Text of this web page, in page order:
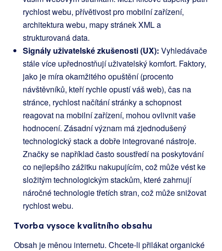
rychlost webu, přívětivost pro mobilní zařízení,
architektura webu, mapy stránek XML a
strukturovaná data.
Signály uživatelské zkušenosti (UX): Vyhledávače
stále více upřednostňují uživatelský komfort. Faktory,
jako je míra okamžitého opuštění (procento
návštěvníků, kteří rychle opustí váš web), čas na
stránce, rychlost načítání stránky a schopnost
reagovat na mobilní zařízení, mohou ovlivnit vaše
hodnocení. Zásadní význam má zjednodušený
technologický stack a dobře integrované nástroje.
Značky se například často soustředí na poskytování
co nejlepšího zážitku nakupujícím, což může vést ke
složitým technologickým stackům, které zahrnují
náročné technologie třetích stran, což může snižovat
rychlost webu.
Tvorba vysoce kvalitního obsahu
Obsah je měnou internetu. Chcete-li přilákat organické